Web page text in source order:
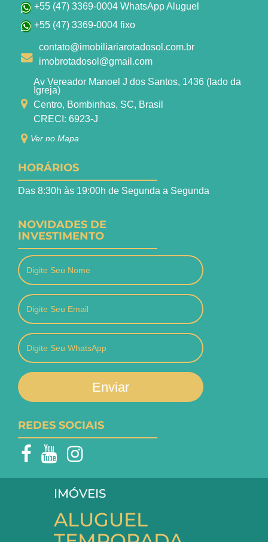
+55 (47) 3369-0004 WhatsApp Aluguel
+55 (47) 3369-0004 fixo
contato@imobiliariarotadosol.com.br
imobrotadosol@gmail.com
Av Vereador Manoel J dos Santos, 1436 (lado da
Igreja)
Centro, Bombinhas, SC, Brasil
CRECI: 6923-J
Ver no Mapa
HORÁRIOS
Das 8:30h às 19:00h de Segunda a Segunda
NOVIDADES DE
INVESTIMENTO
Enviar
REDES SOCIAIS
IMÓVEIS
ALUGUEL